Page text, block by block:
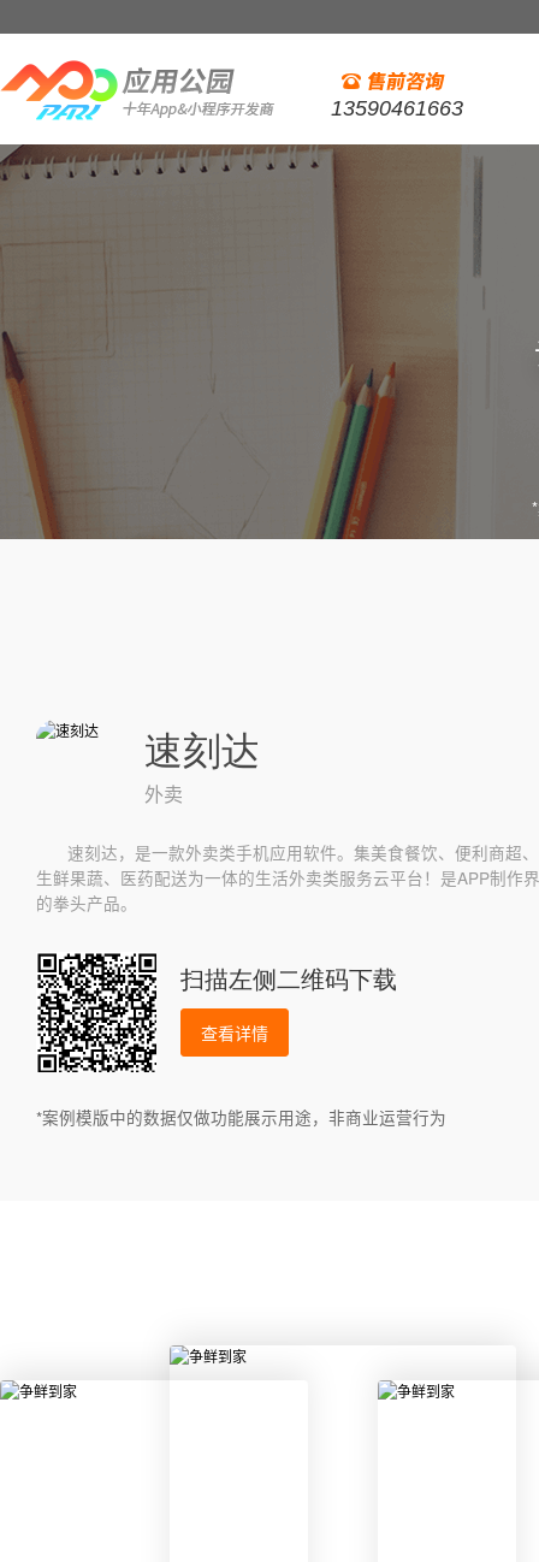
13590461663
速刻达
外卖
速刻达，是一款外卖类手机应用软件。集美食餐饮、便利商超、
生鲜果蔬、医药配送为一体的生活外卖类服务云平台！是APP制作界
的拳头产品。
扫描左侧二维码下载
查看详情
*案例模版中的数据仅做功能展示用途，非商业运营行为